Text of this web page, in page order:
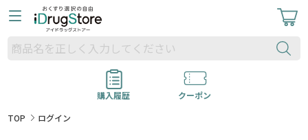
購入履歴
クーポン
TOP
ログイン